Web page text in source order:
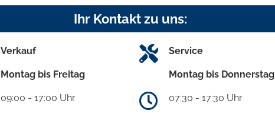
Ihr Kontakt zu uns:
Verkauf
Montag bis Freitag
09:00 - 17:00 Uhr
Service
Montag bis Donnerstag
07:30 - 17:30 Uhr